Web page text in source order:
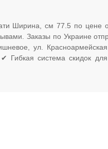
Ширина, см 77.5 по
Заказы по Украине
ул.
система скидок